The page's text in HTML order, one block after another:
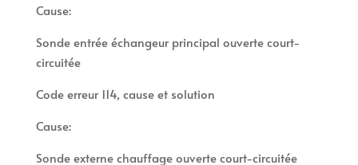
Cause:
Sonde entrée échangeur principal ouverte court-
circuitée
Code erreur 114, cause et solution
Cause:
Sonde externe chauffage ouverte court-circuitée